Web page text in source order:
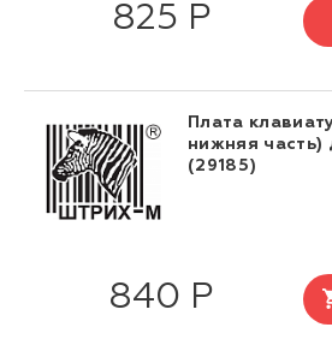
825 Р
Плата
нижняя часть)
(29185)
840 Р